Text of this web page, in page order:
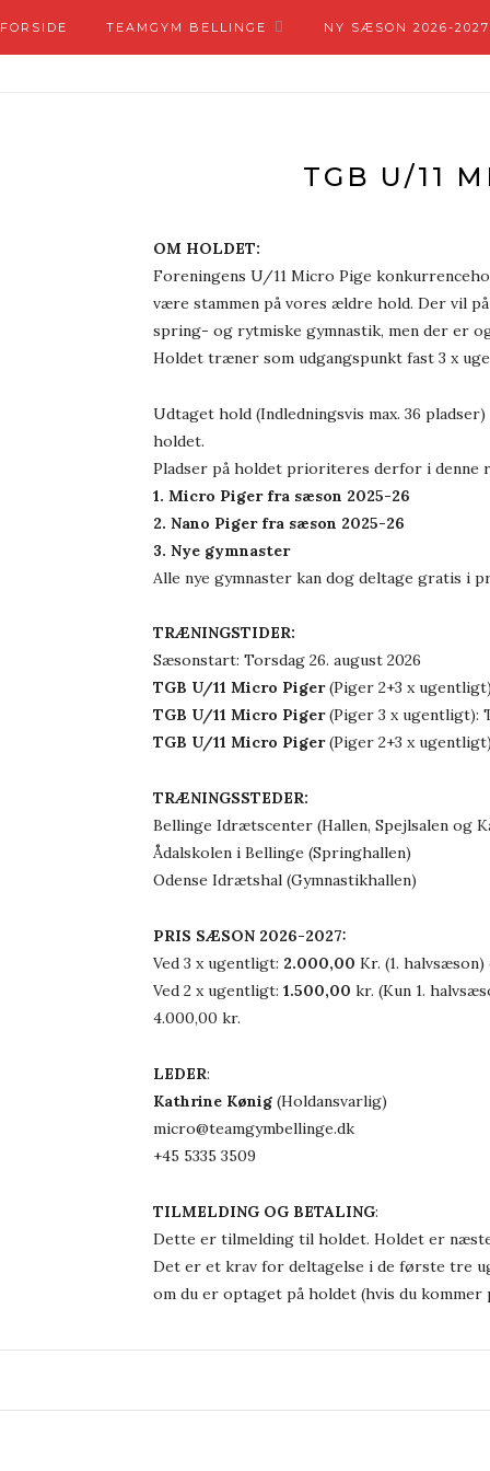
FORSIDE TEAMGYM BELLINGE NY SÆSON 2026-2027
TGB U/11
OM HOLDET:
Foreningens U/11 Micro Pige
være stammen på vores ældre hold. Der vil
spring- og rytmiske gymnastik, men der er
Holdet træner som udgangspunkt fast 3 x
Udtaget hold (Indledningsvis max. 36
holdet.
Pladser på holdet prioriteres derfor i denne
1. Micro Piger fra sæson 2025-26
2. Nano Piger fra sæson 2025-26
3. Nye gymnaster
Alle nye gymnaster kan dog deltage gratis i
TRÆNINGSTIDER:
Sæsonstart: Torsdag 26. august 2026
TGB U/11 Micro Piger(Piger 2+3 x
TGB U/11 Micro Piger(Piger 3 x ugentligt):
TGB U/11 Micro Piger(Piger 2+3 x
TRÆNINGSSTEDER:
Bellinge Idrætscenter (Hallen, Spejlsalen og
Ådalskolen i Bellinge (Springhallen)
Odense Idrætshal (Gymnastikhallen)
PRIS SÆSON 2026-2027:
Ved 3 x ugentligt: 2.000,00 Kr. (1.
Ved 2 x ugentligt: 1.500,00 kr. (Kun 1.
4.000,00 kr.
LEDER:
Kathrine Kønig (Holdansvarlig)
micro@teamgymbellinge.dk
+45 5335 3509
TILMELDING OG BETALING:
Dette er tilmelding til holdet. Holdet er
Det er et krav for deltagelse i de første tre
om du er optaget på holdet (hvis du kommer